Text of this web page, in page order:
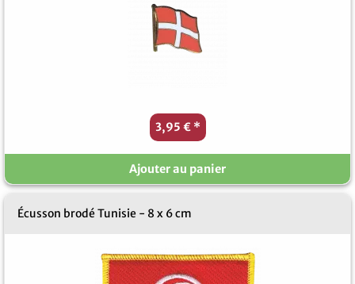
3,95 € *
Ajouter au panier
Écusson brodé Tunisie - 8 x 6 cm